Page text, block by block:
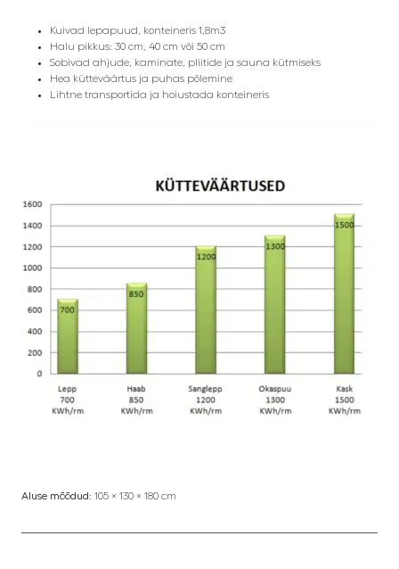
Kuivad lepapuud, konteineris 1,8m3
Halu pikkus: 30 cm, 40 cm või 50 cm
Sobivad ahjude, kaminate, pliitide ja sauna kütmiseks
Hea kütteväärtus ja puhas põlemine
Lihtne transportida ja hoiustada konteineris
Aluse mõõdud: 105 × 130 × 180 cm